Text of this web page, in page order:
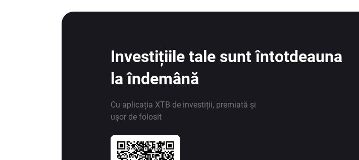
Investițiile tale sunt întotdeauna
la îndemână
Cu aplicația XTB de investiții, premiată și
ușor de folosit